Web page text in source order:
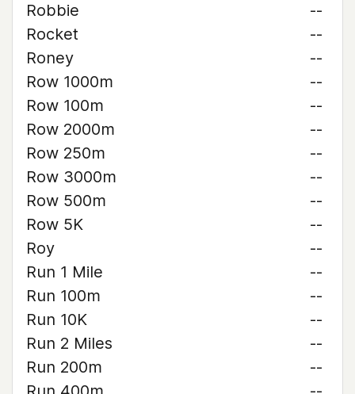
Robbie
--
Rocket
--
Roney
--
Row 1000m
--
Row 100m
--
Row 2000m
--
Row 250m
--
Row 3000m
--
Row 500m
--
Row 5K
--
Roy
--
Run 1 Mile
--
Run 100m
--
Run 10K
--
Run 2 Miles
--
Run 200m
--